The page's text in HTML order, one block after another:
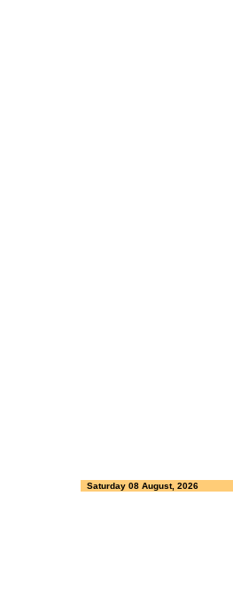
Saturday 08 August, 2026